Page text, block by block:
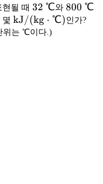
될 때 32\
℃
32 ℃와 800\
℃
800 ℃
몇 \mathrm{kJ/
℃)}
kJ/(kg
kJ/(kg ⋅ ℃) 인가?